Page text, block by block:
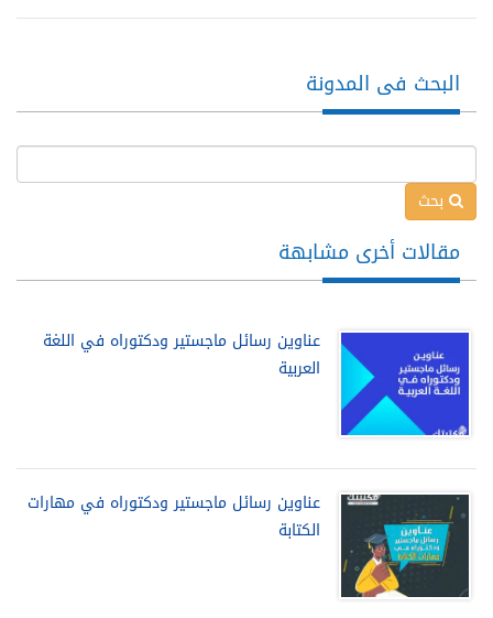
البحث فى المدونة
بحث
مقالات أخرى مشابهة
عناوين رسائل ماجستير ودكتوراه في اللغة
العربية
عناوين رسائل ماجستير ودكتوراه في مهارات
الكتابة